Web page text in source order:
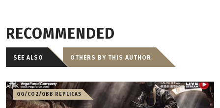
RECOMMENDED
SEE ALSO OTHERS BY THIS AUTHOR
GG/CO2/GBB REPLICAS